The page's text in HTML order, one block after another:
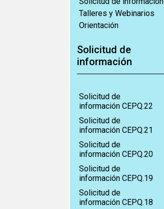
Talleres y Webinarios
Orientación
Solicitud de
información
Solicitud de
información CEPQ.22
Solicitud de
información CEPQ.21
Solicitud de
información CEPQ.20
Solicitud de
información CEPQ.19
Solicitud de
información CEPQ.18